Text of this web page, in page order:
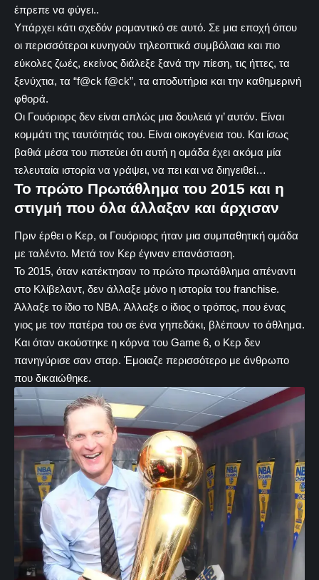
έπρεπε να φύγει..
Υπάρχει κάτι σχεδόν ρομαντικό σε αυτό. Σε μια εποχή όπου
οι περισσότεροι κυνηγούν τηλεοπτικά συμβόλαια και πιο
εύκολες ζωές, εκείνος διάλεξε ξανά την πίεση, τις ήττες, τα
ξενύχτια, τα “f@ck f@ck”, τα αποδυτήρια και την καθημερινή
φθορά.
Oι Γουόριορς δεν είναι απλώς μια δουλειά γι’ αυτόν. Είναι
κομμάτι της ταυτότητάς του. Είναι οικογένεια του. Και ίσως
βαθιά μέσα του πιστεύει ότι αυτή η ομάδα έχει ακόμα μία
τελευταία ιστορία να γράψει, να πει και να διηγειθεί…
Το πρώτο Πρωτάθλημα του 2015 και η
στιγμή που όλα άλλαξαν και άρχισαν
Πριν έρθει ο Κερ, οι Γουόριορς ήταν μια συμπαθητική ομάδα
με ταλέντο. Μετά τον Κερ έγιναν επανάσταση.
Το 2015, όταν κατέκτησαν το πρώτο πρωτάθλημα απέναντι
στο Κλίβελαντ, δεν άλλαξε μόνο η ιστορία του franchise.
Άλλαξε το ίδιο το NBA. Άλλαξε ο ίδιος ο τρόπος, που ένας
γιος με τον πατέρα του σε ένα γηπεδάκι, βλέπουν το άθλημα.
Και όταν ακούστηκε η κόρνα του Game 6, ο Κερ δεν
πανηγύρισε σαν σταρ. Έμοιαζε περισσότερο με άνθρωπο
που δικαιώθηκε.